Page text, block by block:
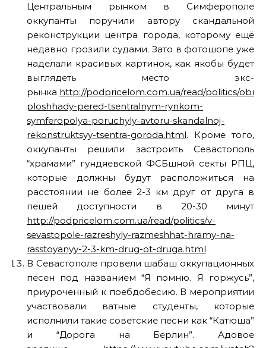
Центральным рынком в Симферополе
оккупанты поручили автору скандальной
реконструкции центра города, которому ещё
недавно грозили судами. Зато в фотошопе уже
наделали красивых картинок, как якобы будет
выглядеть место экс-
рынка http://podpricelom.com.ua/read/politics/
ploshhady-pered-tsentralnym-rynkom-
symferopolya-poruchyly-avtoru-skandalnoj-
rekonstruktsyy-tsentra-goroda.html. Кроме того,
оккупанты решили застроить Севастополь
“храмами” гундяевской ФСБшной секты РПЦ,
которые должны будут расположиться на
расстоянии не более 2-3 км друг от друга в
пешей доступности в 20-30 минут
http://podpricelom.com.ua/read/politics/v-
sevastopole-razreshyly-razmeshhat-hramy-na-
rasstoyanyy-2-3-km-drug-ot-druga.html
В Севастополе провели шабаш оккупационных
песен под названием “Я помню. Я горжусь”,
приуроченный к поебдобесию. В мероприятии
участвовали ватные студенты, которые
исполнили такие советские песни как “Катюша”
и “Дорога на Берлин”. Адовое